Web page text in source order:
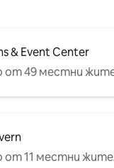
& Event Center
от 49 местни
от 11 местни